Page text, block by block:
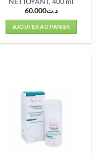
د.ت60.000
AJOUTER AU PANIER